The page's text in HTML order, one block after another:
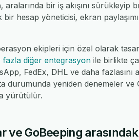
aralarında bir iş akışını
hesap yöneticisi, ekran
ekipleri için özel olarak
fazla diğer entegrasyon ile birlikte
FedEx, DHL ve daha fazlasını
durumunda yeniden denemeler
yürütülür.
ve GoBeeping